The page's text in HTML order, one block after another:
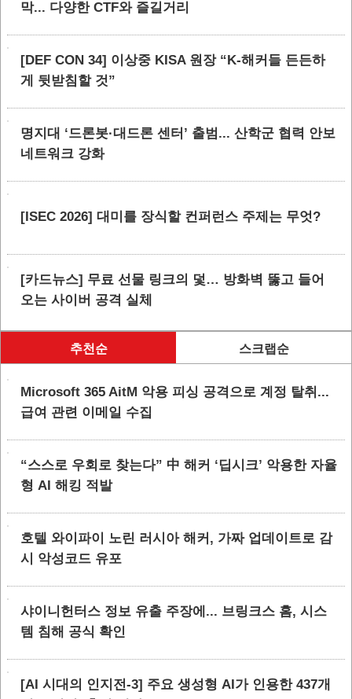
막... 다양한 CTF와 즐길거리
[DEF CON 34] 이상중 KISA 원장 “K-해커들 든든하
게 뒷받침할 것”
명지대 ‘드론봇·대드론 센터’ 출범... 산학군 협력 안보
네트워크 강화
[ISEC 2026] 대미를 장식할 컨퍼런스 주제는 무엇?
[카드뉴스] 무료 선물 링크의 덫… 방화벽 뚫고 들어
오는 사이버 공격 실체
추천순 스크랩순
Microsoft 365 AitM 악용 피싱 공격으로 계정 탈취...
급여 관련 이메일 수집
“스스로 우회로 찾는다” 中 해커 ‘딥시크’ 악용한 자율
형 AI 해킹 적발
호텔 와이파이 노린 러시아 해커, 가짜 업데이트로 감
시 악성코드 유포
샤이니헌터스 정보 유출 주장에... 브링크스 홈, 시스
템 침해 공식 확인
[AI 시대의 인지전-3] 주요 생성형 AI가 인용한 437개